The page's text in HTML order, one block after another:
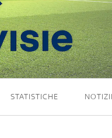
STATISTICHE